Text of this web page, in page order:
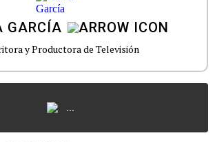
GARCÍA
y Productora de Televisión
...